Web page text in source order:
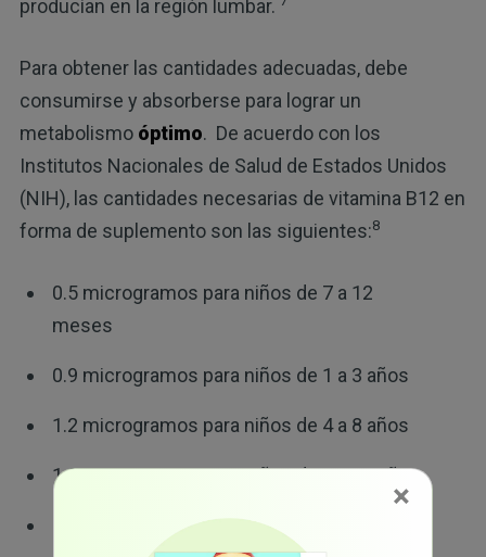
producían en la región lumbar.
Para obtener las cantidades adecuadas, debe
consumirse y absorberse para lograr un
metabolismo óptimo. De acuerdo con los
Institutos Nacionales de Salud de Estados Unidos
(NIH), las cantidades necesarias de vitamina B12 en
forma de suplemento son las siguientes:8
0.5 microgramos para niños de 7 a 12
meses
0.9 microgramos para niños de 1 a 3 años
1.2 microgramos para niños de 4 a 8 años
1.8 microgramos para niños de 9 a 13 años
2.4 microgramos para personas de 14 años
×